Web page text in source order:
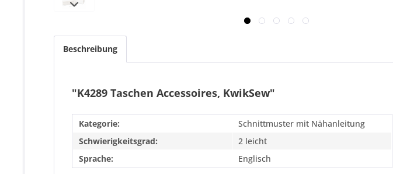
Beschreibung
"K4289 Taschen Accessoires, KwikSew"
Kategorie:
Schnittmuster mit Nähanleitung
Schwierigkeitsgrad:
2 leicht
Sprache:
Englisch